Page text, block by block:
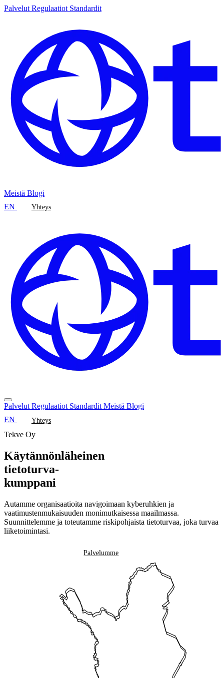
Palvelut Regulaatiot Standardit
Meistä Blogi
EN
Yhteys
Palvelut Regulaatiot Standardit Meistä Blogi
EN
Yhteys
Tekve Oy
Käytännönläheinen
tietoturva-
kumppani
Autamme organisaatioita navigoimaan kyberuhkien ja
vaatimustenmukaisuuden monimutkaisessa maailmassa.
Suunnittelemme ja toteutamme riskipohjaista tietoturvaa, joka turvaa
liiketoimintasi.
Palvelumme